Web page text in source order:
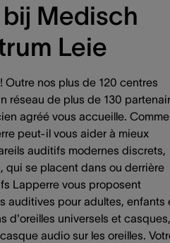
Medisch
Leie
Outre nos plus de 120 centres
réseau de plus de 130
agréé vous accueille.
peut-il vous aider à mieux
auditifs modernes discrets,
qui se placent dans ou derrière
Lapperre vous proposent
auditives pour adultes, enfants
d'oreilles universels et casques,
audio sur les oreilles.